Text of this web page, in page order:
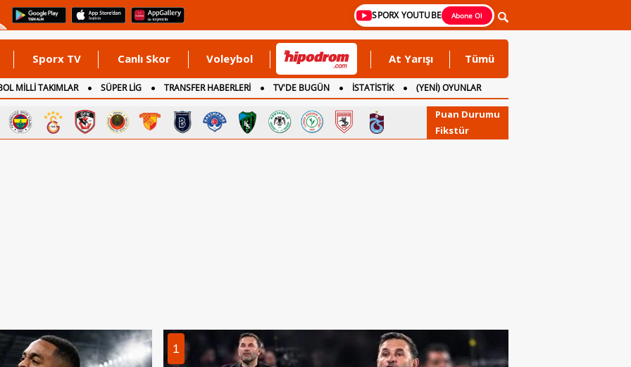
SPORX YOUTUBE Abone Ol
Sporx TV Canlı Skor Voleybol At Yarışı Tümü
MİLLİ TAKIMLAR SÜPER LİG TRANSFER HABERLERİ TV'DE BUGÜN İSTATİSTİK
(YENİ) OYUNLAR
Puan Durumu
Fikstür
1